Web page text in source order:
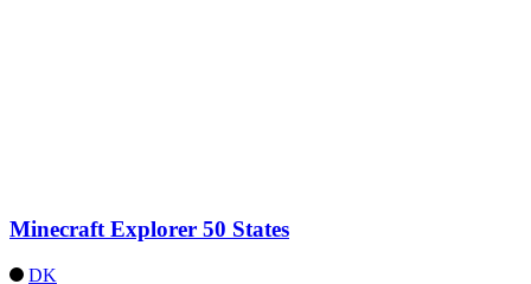
Minecraft Explorer 50 States
DK